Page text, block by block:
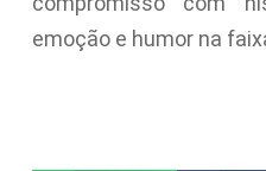
emoção e humor na